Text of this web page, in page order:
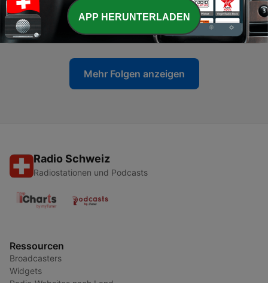
2 - سیاوش کسرایی | این بار
20 Jan. 2025
Mehr Folgen anzeigen
Radio Schweiz
Radiostationen und Podcasts
Ressourcen
Broadcasters
Widgets
APP HERUNTERLADEN